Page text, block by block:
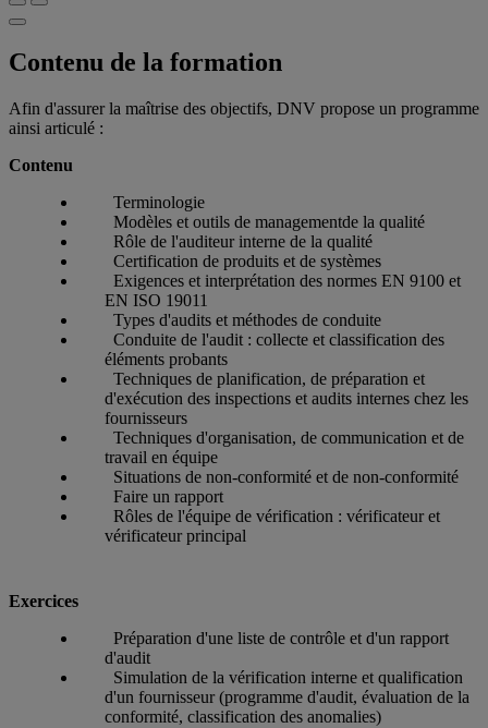
Contenu de la formation
Afin d'assurer la maîtrise des objectifs, DNV propose un programme
ainsi articulé :
Contenu
Terminologie
Modèles et outils de managementde la qualité
Rôle de l'auditeur interne de la qualité
Certification de produits et de systèmes
Exigences et interprétation des normes EN 9100 et
EN ISO 19011
Types d'audits et méthodes de conduite
Conduite de l'audit : collecte et classification des
éléments probants
Techniques de planification, de préparation et
d'exécution des inspections et audits internes chez les
fournisseurs
Techniques d'organisation, de communication et de
travail en équipe
Situations de non-conformité et de non-conformité
Faire un rapport
Rôles de l'équipe de vérification : vérificateur et
vérificateur principal
Exercices
Préparation d'une liste de contrôle et d'un rapport
d'audit
Simulation de la vérification interne et qualification
d'un fournisseur (programme d'audit, évaluation de la
conformité, classification des anomalies)